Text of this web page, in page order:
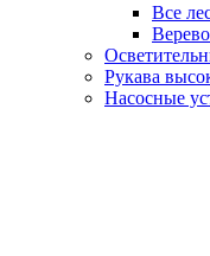
Все
Рукава
Насосные